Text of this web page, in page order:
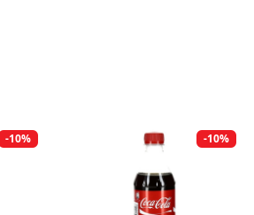
-10% -10%